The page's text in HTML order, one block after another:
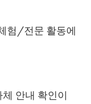
험/전문 활동에
안내 확인이